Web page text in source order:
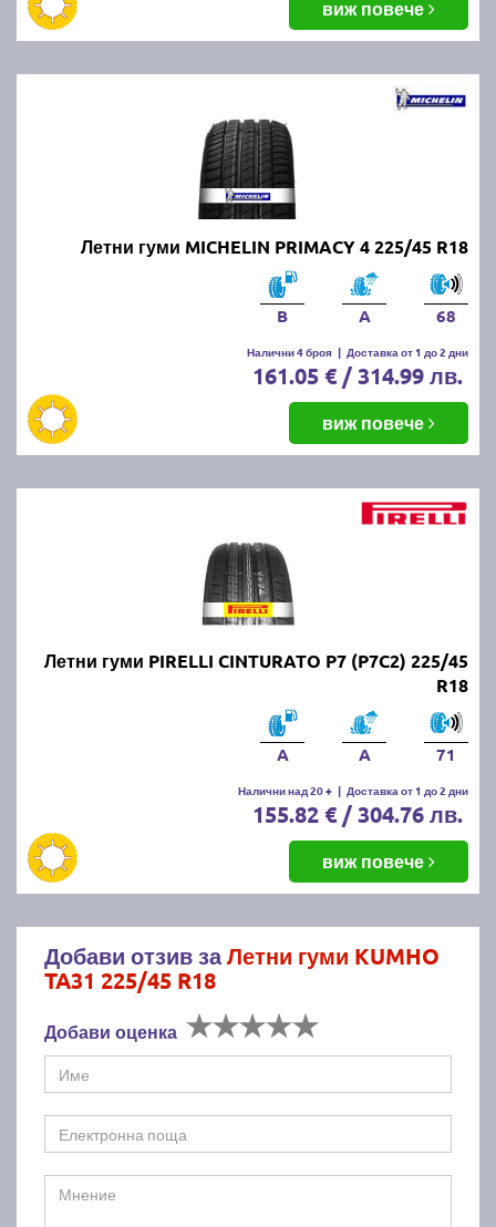
виж повече
Летни гуми MICHELIN PRIMACY 4 225/45 R18
B A 68
Налични 4 броя | Доставка от 1 до 2 дни
161.05 € / 314.99 лв.
виж повече
Летни гуми PIRELLI CINTURATO P7 (P7C2) 225/45
R18
A A 71
Налични над 20 + | Доставка от 1 до 2 дни
155.82 € / 304.76 лв.
виж повече
Добави отзив заЛетни гуми KUMHO
TA31 225/45 R18
Добави оценка